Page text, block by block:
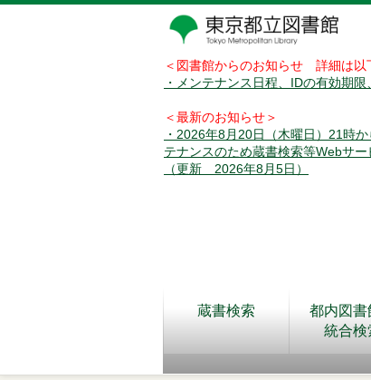
＜図書館からのお知らせ 詳細は以
・メンテナンス日程、IDの有効期
＜最新のお知らせ＞
・2026年8月20日（木曜日）21時
テナンスのため蔵書検索等Webサー
（更新 2026年8月5日）
蔵書検索
都内図書
統合検